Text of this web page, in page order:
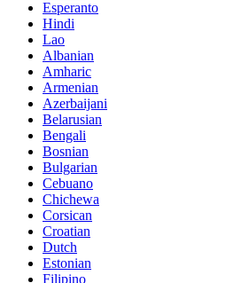
Esperanto
Hindi
Lao
Albanian
Amharic
Armenian
Azerbaijani
Belarusian
Bengali
Bosnian
Bulgarian
Cebuano
Chichewa
Corsican
Croatian
Dutch
Estonian
Filipino